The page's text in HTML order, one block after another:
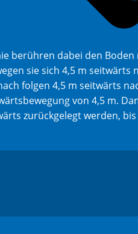
berühren dabei den Boden
sie sich 4,5 m seitwärts
folgen 4,5 m seitwärts
von 4,5 m.
zurückgelegt werden,